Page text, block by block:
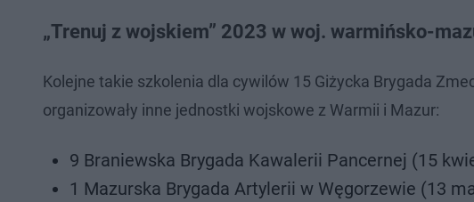
„Trenuj z wojskiem” 2023 w woj. warmińsko-
Kolejne takie szkolenia dla cywilów 15 Giżycka Brygada
organizowały inne jednostki wojskowe z Warmii i Mazur:
9 Braniewska Brygada Kawalerii Pancernej (15
1 Mazurska Brygada Artylerii w Węgorzewie (13